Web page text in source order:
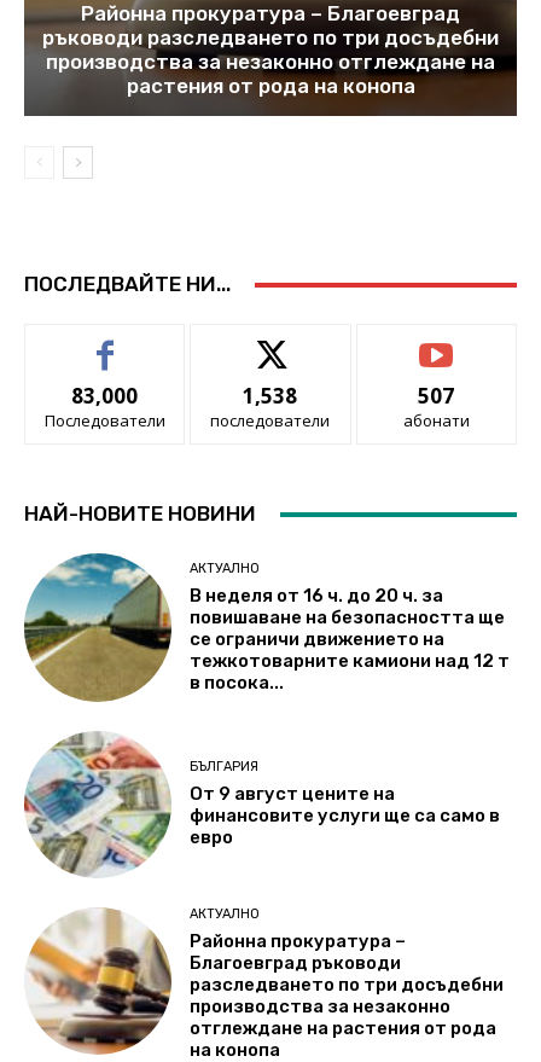
Районна прокуратура – Благоевград
ръководи разследването по три досъдебни
производства за незаконно отглеждане на
растения от рода на конопа
ПОСЛЕДВАЙТЕ НИ...
83,000
Последователи
1,538
последователи
507
абонати
НАЙ-НОВИТЕ НОВИНИ
АКТУАЛНО
В неделя от 16 ч. до 20 ч. за
повишаване на безопасността ще
се ограничи движението на
тежкотоварните камиони над 12 т
в посока...
БЪЛГАРИЯ
От 9 август цените на
финансовите услуги ще са само в
евро
АКТУАЛНО
Районна прокуратура –
Благоевград ръководи
разследването по три досъдебни
производства за незаконно
отглеждане на растения от рода
на конопа